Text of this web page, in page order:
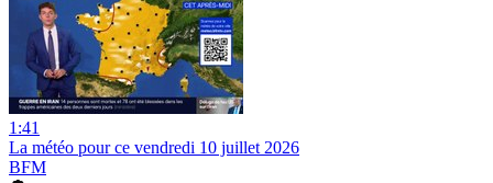
1:41
La météo pour ce vendredi 10 juillet 2026
BFM